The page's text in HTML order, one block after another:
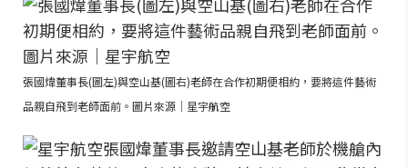
張國煒董事長(圖左)與空山基(圖右)老師在合作初期便相約，要將這件藝術
品親自飛到老師面前。圖片來源｜星宇航空